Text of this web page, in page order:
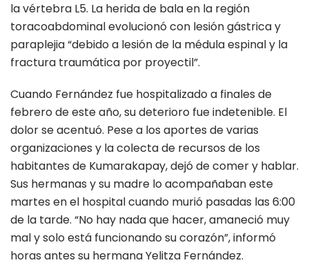
la vértebra L5. La herida de bala en la región
toracoabdominal evolucionó con lesión gástrica y
paraplejia “debido a lesión de la médula espinal y la
fractura traumática por proyectil”.
Cuando Fernández fue hospitalizado a finales de
febrero de este año, su deterioro fue indetenible. El
dolor se acentuó. Pese a los aportes de varias
organizaciones y la colecta de recursos de los
habitantes de Kumarakapay, dejó de comer y hablar.
Sus hermanas y su madre lo acompañaban este
martes en el hospital cuando murió pasadas las 6:00
de la tarde. “No hay nada que hacer, amaneció muy
mal y solo está funcionando su corazón”, informó
horas antes su hermana Yelitza Fernández.